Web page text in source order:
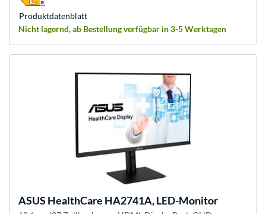
Nicht lagernd, ab Bestellung verfügbar in 3-5 Werktagen
Produkt­datenblatt
ASUS HealthCare HA2741A, LED-Monitor